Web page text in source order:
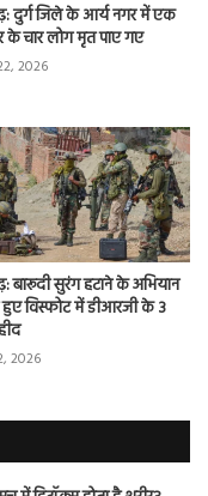
दुर्ग जिले के आर्य नगर में एक
के चार लोग मृत पाए गए
2026
बारूदी सुरंग हटाने के अभियान
हुए विस्फोट में डीआरजी के 3
2026